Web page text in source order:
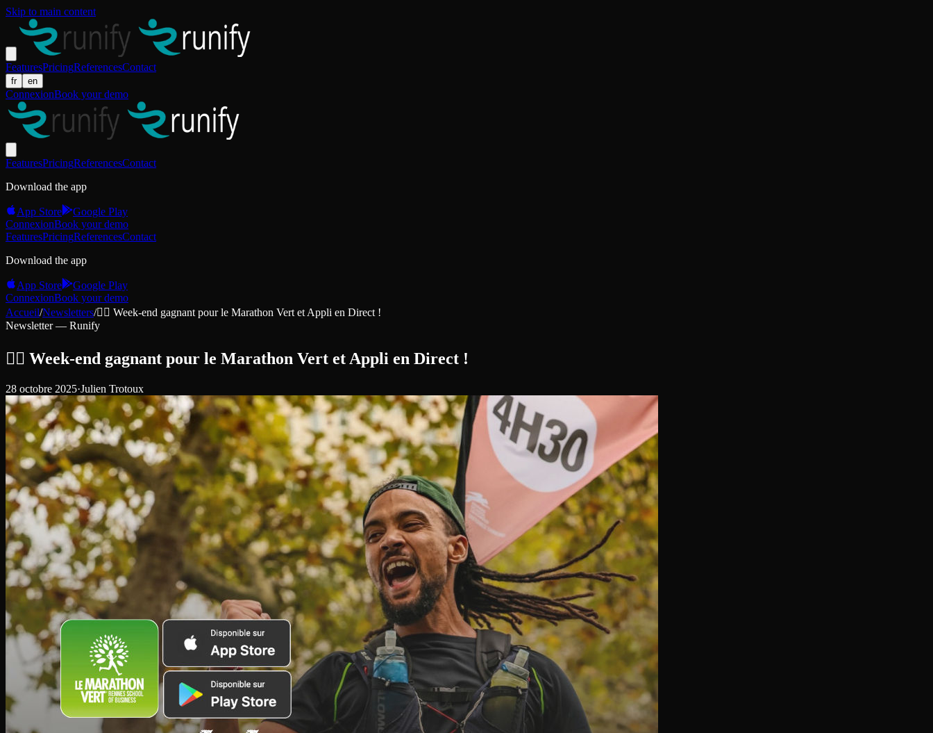
Skip to main content
FeaturesPricingReferencesContact
fr en
ConnexionBook your demo
FeaturesPricingReferencesContact
Download the app
App Store
Google Play
ConnexionBook your demo
FeaturesPricingReferencesContact
Download the app
App Store
Google Play
ConnexionBook your demo
Accueil/Newsletters/🏃‍♂️ Week-end gagnant pour le Marathon Vert et Appli en Direct !
Newsletter — Runify
🏃‍♂️ Week-end gagnant pour le Marathon Vert et Appli en Direct !
28 octobre 2025·Julien Trotoux